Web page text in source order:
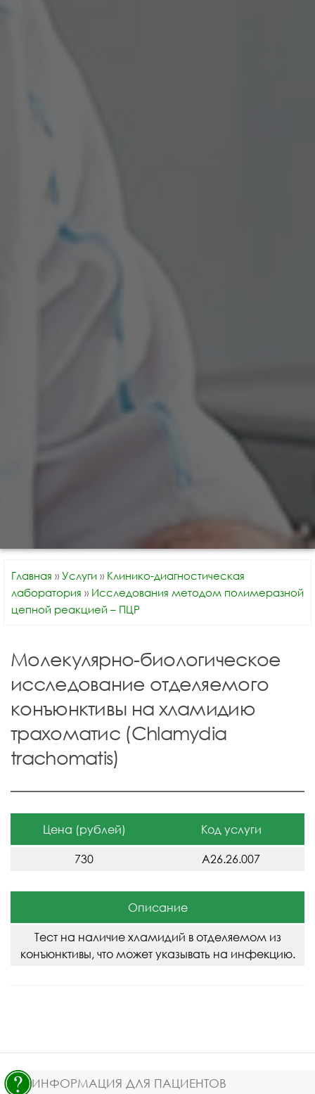
Главная » Услуги » Клинико-диагностическая
лаборатория » Исследования методом полимеразной
цепной реакцией – ПЦР
Молекулярно-биологическое
исследование отделяемого
конъюнктивы на хламидию
трахоматис (Chlamydia
trachomatis)
Цена (рублей) Код услуги
730 A26.26.007
Описание
Тест на наличие хламидий в отделяемом из
конъюнктивы, что может указывать на инфекцию.
ИНФОРМАЦИЯ ДЛЯ ПАЦИЕНТОВ